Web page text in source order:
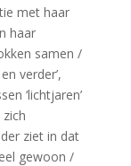
met haar
haar
samen /
verder’,
‘lichtjaren’
ziet in dat
gewoon /